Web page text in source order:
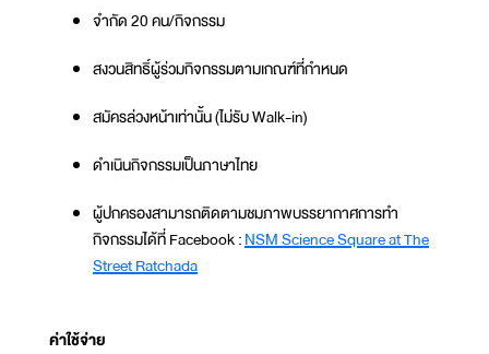
จำกัด 20 คน/กิจกรรม
สงวนสิทธิ์ผู้ร่วมกิจกรรมตามเกณฑ์ที่กำหนด
สมัครล่วงหน้าเท่านั้น (ไม่รับ Walk-in)
ดำเนินกิจกรรมเป็นภาษาไทย
ผู้ปกครองสามารถติดตามชมภาพบรรยากาศการทำ
กิจกรรมได้ที่ Facebook :NSM Science Square at The
Street Ratchada
ค่าใช้จ่าย